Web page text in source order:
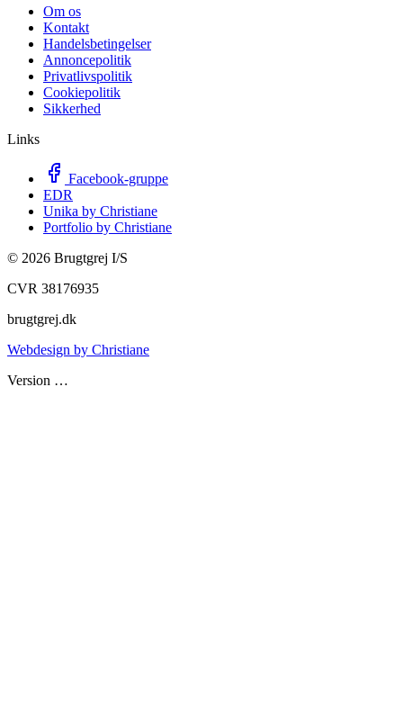
Om os
Kontakt
Handelsbetingelser
Annoncepolitik
Privatlivspolitik
Cookiepolitik
Sikkerhed
Links
Facebook-gruppe
EDR
Unika by Christiane
Portfolio by Christiane
© 2026 Brugtgrej I/S
CVR 38176935
brugtgrej.dk
Webdesign by Christiane
Version …